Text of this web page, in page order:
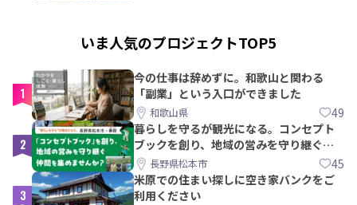
いま人気のプロジェクトTOP5
1
今の仕事は辞めずに。和歌山と関わる
「副業」という入口ができました
和歌山県 49
2
暮らしを守るが観光になる。コンセプト
ブックを創り、地域の営みを守り継ぐ仲
間を集めませんか？
長野県松本市 45
3
米原での住まい探しに空き家バンクをご
利用ください